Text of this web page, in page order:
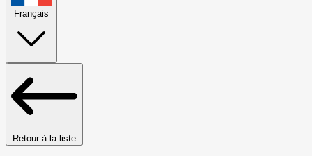
Français
Retour à la liste